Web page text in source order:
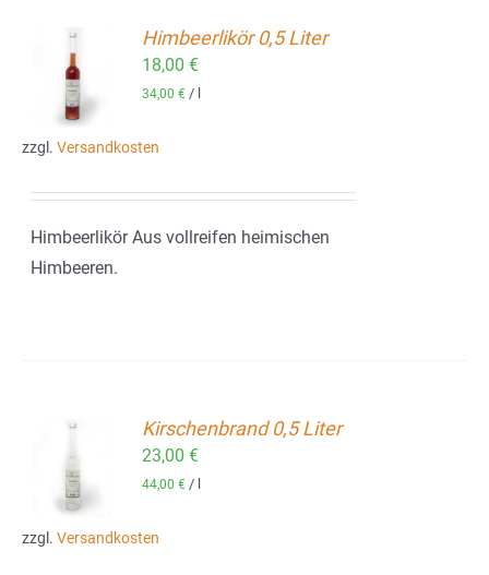
Himbeerlikör 0,5 Liter
18,00€
34,00€ /
zzgl. Versandkosten
Himbeerlikör Aus vollreifen heimischen
Himbeeren.
Kirschenbrand 0,5 Liter
23,00€
44,00€ /
zzgl. Versandkosten